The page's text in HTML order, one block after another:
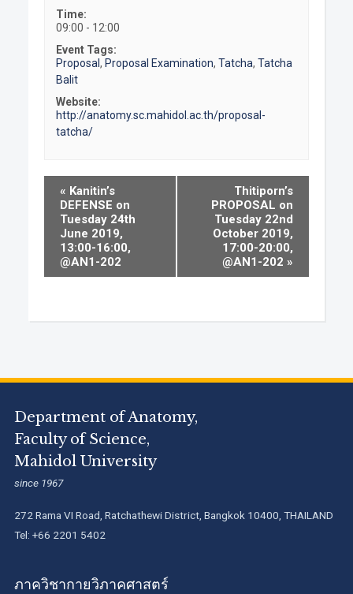
Time:
09:00 - 12:00
Event Tags:
Proposal, Proposal Examination, Tatcha, Tatcha
Balit
Website:
http://anatomy.sc.mahidol.ac.th/proposal-
tatcha/
Event
Navigation
« Kanitin’s
DEFENSE on
Tuesday 24th
June 2019,
13:00-16:00,
@AN1-202
Thitiporn’s
PROPOSAL on
Tuesday 22nd
October 2019,
17:00-20:00,
@AN1-202 »
Department of Anatomy,
Faculty of Science,
Mahidol University
since 1967
272 Rama VI Road, Ratchathewi District, Bangkok 10400, THAILAND
Tel: +66 2201 5402
ภาควิชากายวิภาคศาสตร์